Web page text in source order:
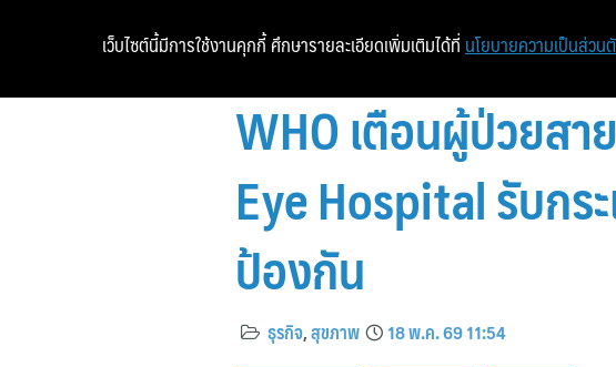
WHO เตือนผู้ป่วยส
Eye Hospital รับกร
ป้องกัน
ธุรกิจ,สุขภาพ 18 พ.ค. 69 11:54
เว็บไซต์นี้มีการใช้งานคุกกี้ ศึกษารายละเอียดเพิ่มเติมได้ที่ นโยบายความเป็นส่วน